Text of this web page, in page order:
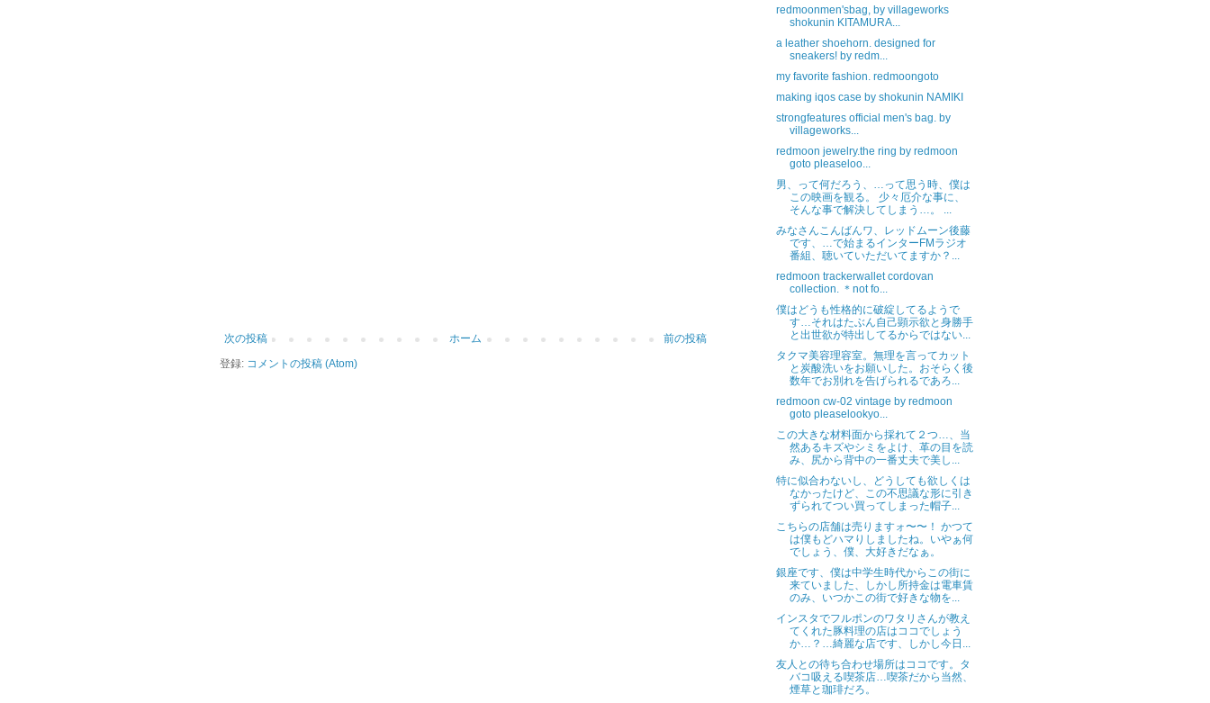
次の投稿 前の投稿
ホーム
登録: コメントの投稿 (Atom)
redmoonmen'sbag, by villageworks
shokunin KITAMURA...
a leather shoehorn. designed for
sneakers! by redm...
my favorite fashion. redmoongoto
making iqos case by shokunin NAMIKI
strongfeatures official men's bag. by
villageworks...
redmoon jewelry.the ring by redmoon
goto pleaseloo...
男、って何だろう、…って思う時、僕は
この映画を観る。 少々厄介な事に、
そんな事で解決してしまう…。 ...
みなさんこんばんワ、レッドムーン後藤
です、…で始まるインターFMラジオ
番組、聴いていただいてますか？...
redmoon trackerwallet cordovan
collection. ＊not fo...
僕はどうも性格的に破綻してるようで
す…それはたぶん自己顕示欲と身勝手
と出世欲が特出してるからではない...
タクマ美容理容室。無理を言ってカット
と炭酸洗いをお願いした。おそらく後
数年でお別れを告げられるであろ...
redmoon cw-02 vintage by redmoon
goto pleaselookyo...
この大きな材料面から採れて２つ…、当
然あるキズやシミをよけ、革の目を読
み、尻から背中の一番丈夫で美し...
特に似合わないし、どうしても欲しくは
なかったけど、この不思議な形に引き
ずられてつい買ってしまった帽子...
こちらの店舗は売りますォ〜〜！ かつて
は僕もどハマりしましたね。いやぁ何
でしょう、僕、大好きだなぁ。
銀座です、僕は中学生時代からこの街に
来ていました、しかし所持金は電車賃
のみ、いつかこの街で好きな物を...
インスタでフルポンのワタリさんが教え
てくれた豚料理の店はココでしょう
か…？…綺麗な店です、しかし今日...
友人との待ち合わせ場所はココです。タ
バコ吸える喫茶店…喫茶だから当然、
煙草と珈琲だろ。